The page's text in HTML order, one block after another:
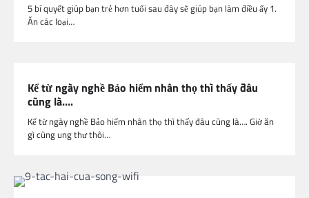
5 bí quyết giúp bạn trẻ hơn tuổi sau đây sẽ giúp bạn làm điều ấy 1.
Ăn các loại…
Kể từ ngày nghề Bảo hiểm nhân thọ thì thấy đâu
cũng là….
Kể từ ngày nghề Bảo hiểm nhân thọ thì thấy đâu cũng là…. Giờ ăn
gì cũng ung thư thôi…